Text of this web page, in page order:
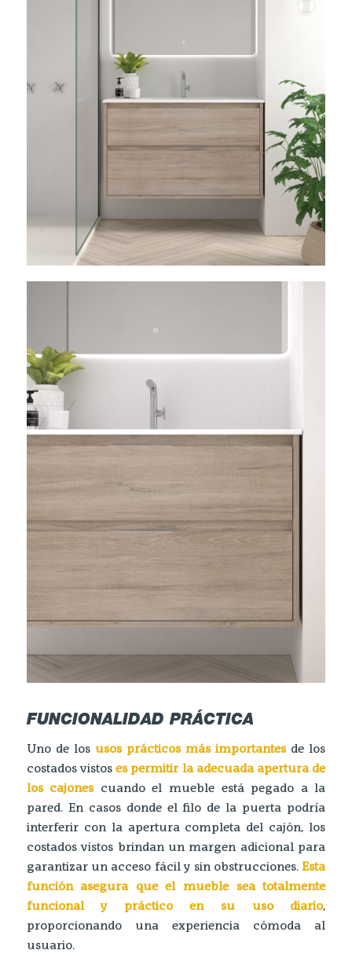
FUNCIONALIDAD PRÁCTICA
Uno de los usos prácticos más importantesde los
costados vistoses permitir la adecuada apertura de
los cajonescuando el mueble está pegado a la
pared. En casos donde el filo de la puerta podría
interferir con la apertura completa del cajón, los
costados vistos brindan un margen adicional para
garantizar un acceso fácil y sin obstrucciones.Esta
función asegura que el mueble sea totalmente
funcional y práctico en su uso diario,
proporcionando una experiencia cómoda al
usuario.